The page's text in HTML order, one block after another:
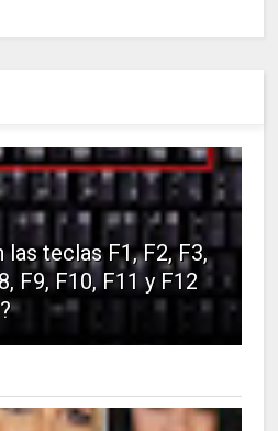
las teclas F1, F2, F3,
F9, F10, F11 y F12